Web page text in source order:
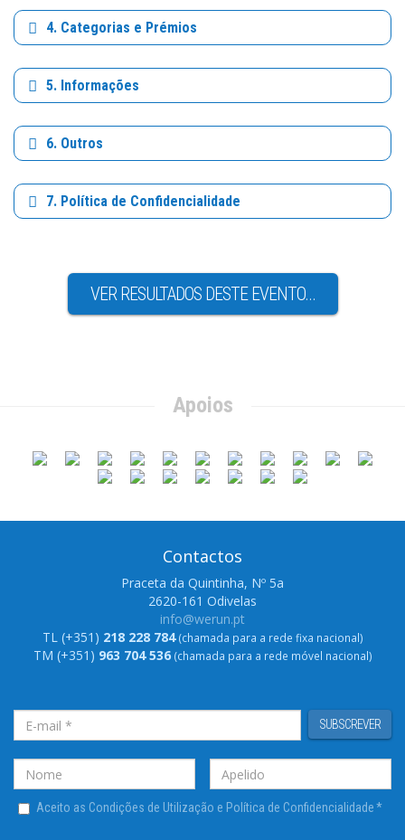
4. Categorias e Prémios
5. Informações
6. Outros
7. Política de Confidencialidade
VER RESULTADOS DESTE EVENTO...
Apoios
Contactos
Praceta da Quintinha, Nº 5a
2620-161 Odivelas
info@werun.pt
TL (+351) 218 228 784(chamada para a rede fixa nacional)
TM (+351) 963 704 536(chamada para a rede móvel nacional)
SUBSCREVER
Aceito as Condições de Utilização e Política de Confidencialidade*